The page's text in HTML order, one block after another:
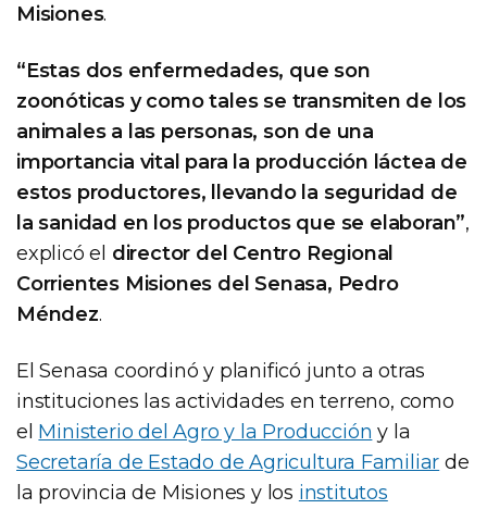
Misiones.
“Estas dos enfermedades, que son
zoonóticas y como tales se transmiten de los
animales a las personas, son de una
importancia vital para la producción láctea de
estos productores, llevando la seguridad de
la sanidad en los productos que se elaboran”,
explicó el director del Centro Regional
Corrientes Misiones del Senasa, Pedro
Méndez.
El Senasa coordinó y planificó junto a otras
instituciones las actividades en terreno, como
el Ministerio del Agro y la Producción y la
Secretaría de Estado de Agricultura Familiar de
la provincia de Misiones y los institutos